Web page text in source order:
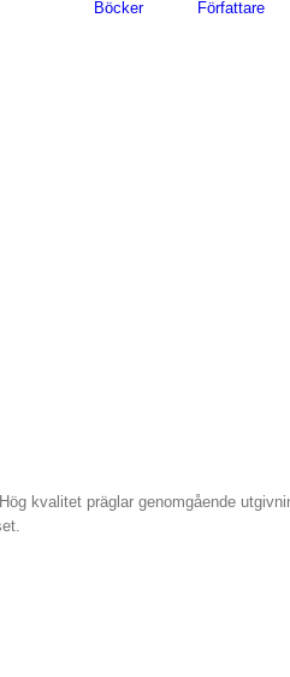
Böcker Författare
kvalitet präglar genomgående